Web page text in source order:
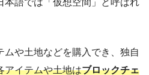
ムや土地などを購入でき、独自
アイテムや土地はブロックチェ